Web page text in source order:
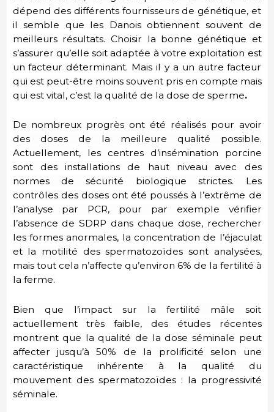
dépend des différents fournisseurs de génétique, et
il semble que les Danois obtiennent souvent de
meilleurs résultats. Choisir la bonne génétique et
s’assurer qu’elle soit adaptée à votre exploitation est
un facteur déterminant. Mais il y a un autre facteur
qui est peut-être moins souvent pris en compte mais
qui est vital, c’est la qualité de la dose de sperme.
De nombreux progrès ont été réalisés pour avoir
des doses de la meilleure qualité possible.
Actuellement, les centres d’insémination porcine
sont des installations de haut niveau avec des
normes de sécurité biologique strictes. Les
contrôles des doses ont été poussés à l’extrême de
l’analyse par PCR, pour par exemple vérifier
l’absence de SDRP dans chaque dose, rechercher
les formes anormales, la concentration de l’éjaculat
et la motilité des spermatozoïdes sont analysées,
mais tout cela n’affecte qu’environ 6% de la fertilité à
la ferme.
Bien que l’impact sur la fertilité mâle soit
actuellement très faible, des études récentes
montrent que la qualité de la dose séminale peut
affecter jusqu’à 50% de la prolificité selon une
caractéristique inhérente à la qualité du
mouvement des spermatozoïdes : la progressivité
séminale.